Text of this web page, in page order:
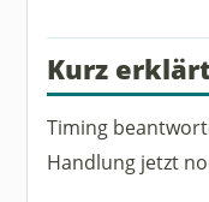
Kurz
Timing
Handlung jetzt